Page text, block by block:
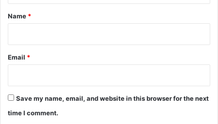
*
Name *
Email *
Save my name, email, and website in this browser for the next
time I comment.